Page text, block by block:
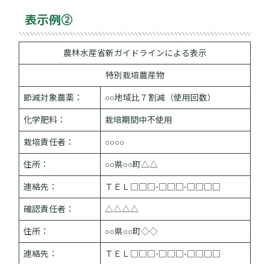
表示例②
農林水産省新ガイドラインによる表示
特別栽培農産物
節減対象農薬： ○○地域比７割減（使用回数）
化学肥料： 栽培期間中不使用
栽培責任者： ○○○○
住所： ○○県○○町△△
連絡先： ＴＥＬ□□□-□□□-□□□□
確認責任者： △△△△
住所： ○○県○○町◇◇
連絡先： ＴＥＬ□□□-□□□-□□□□